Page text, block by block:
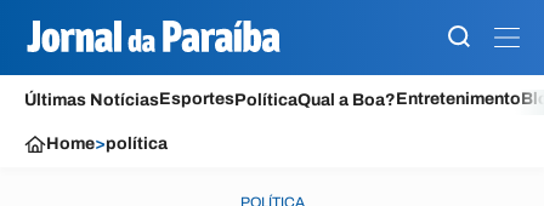
Últimas NotíciasEsportesPolíticaQual a Boa?Entretenimento
Home>política
POLÍTICA